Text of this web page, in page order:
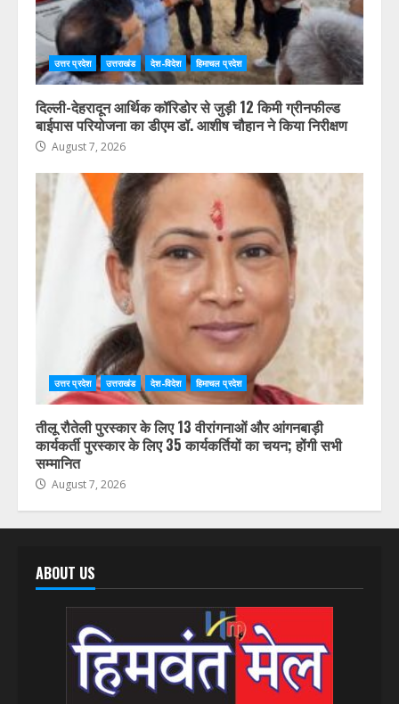
उत्तर प्रदेश उत्तराखंड देश-विदेश हिमाचल प्रदेश
दिल्ली-देहरादून आर्थिक कॉरिडोर से जुड़ी 12 किमी ग्रीनफील्ड
बाईपास परियोजना का डीएम डॉ. आशीष चौहान ने किया निरीक्षण
August 7, 2026
उत्तर प्रदेश उत्तराखंड देश-विदेश हिमाचल प्रदेश
तीलू रौतेली पुरस्कार के लिए 13 वीरांगनाओं और आंगनबाड़ी
कार्यकर्ती पुरस्कार के लिए 35 कार्यकर्तियों का चयन; होंगी सभी
सम्मानित
August 7, 2026
ABOUT US